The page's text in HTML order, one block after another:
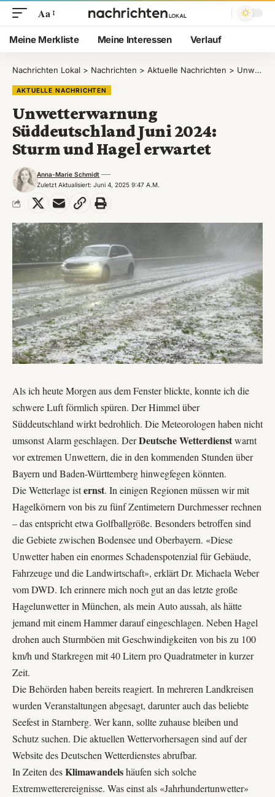
Aa
Meine Merkliste Meine Interessen Verlauf
Nachrichten Lokal > Nachrichten > Aktuelle Nachrichten > Unwetterwarnung Süddeutschland Juni 2024: Sturm und Hagel erwartet
AKTUELLE NACHRICHTEN
Unwetterwarnung
Süddeutschland Juni 2024:
Sturm und Hagel erwartet
Zuletzt Aktualisiert: Juni 4, 2025 9:47 A.m.
Anna-Marie Schmidt
Als ich heute Morgen aus dem Fenster blickte, konnte ich die
schwere Luft förmlich spüren. Der Himmel über
Süddeutschland wirkt bedrohlich. Die Meteorologen haben nicht
umsonst Alarm geschlagen. DerDeutsche Wetterdienstwarnt
vor extremen Unwettern, die in den kommenden Stunden über
Bayern und Baden-Württemberg hinwegfegen könnten.
Die Wetterlage isternst. In einigen Regionen müssen wir mit
Hagelkörnern von bis zu fünf Zentimetern Durchmesser rechnen
– das entspricht etwa Golfballgröße. Besonders betroffen sind
die Gebiete zwischen Bodensee und Oberbayern. «Diese
Unwetter haben ein enormes Schadenspotenzial für Gebäude,
Fahrzeuge und die Landwirtschaft», erklärt Dr. Michaela Weber
vom DWD. Ich erinnere mich noch gut an das letzte große
Hagelunwetter in München, als mein Auto aussah, als hätte
jemand mit einem Hammer darauf eingeschlagen. Neben Hagel
drohen auch Sturmböen mit Geschwindigkeiten von bis zu 100
km/h und Starkregen mit 40 Litern pro Quadratmeter in kurzer
Zeit.
Die Behörden haben bereits reagiert. In mehreren Landkreisen
wurden Veranstaltungen abgesagt, darunter auch das beliebte
Seefest in Starnberg. Wer kann, sollte zuhause bleiben und
Schutz suchen. Die aktuellen Wettervorhersagen sind auf der
Website des Deutschen Wetterdienstesabrufbar.
In Zeiten desKlimawandelshäufen sich solche
Extremwetterereignisse. Was einst als «Jahrhundertunwetter»